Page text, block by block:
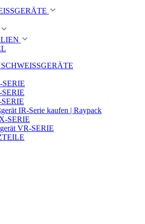
SERIE
SERIE
SERIE
IR-Serie kaufen | Raypack
SERIE
VR-SERIE